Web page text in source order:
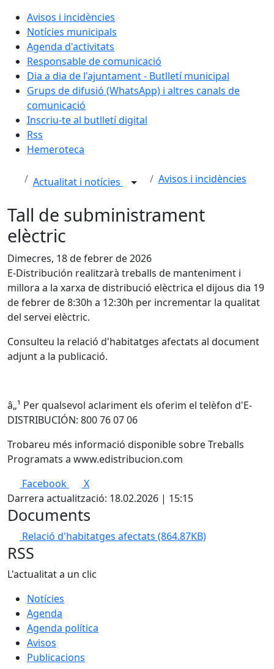
Avisos i incidències
Notícies municipals
Agenda d'activitats
Responsable de comunicació
Dia a dia de l'ajuntament - Butlletí municipal
Grups de difusió (WhatsApp) i altres canals de
comunicació
Inscriu-te al butlletí digital
Rss
Hemeroteca
Actualitat i notícies Avisos i incidències
Tall de subministrament
elèctric
Dimecres, 18 de febrer de 2026
E-Distribución realitzarà treballs de manteniment i
millora a la xarxa de distribució elèctrica el dijous dia 19
de febrer de 8:30h a 12:30h per incrementar la qualitat
del servei elèctric.
Consulteu la relació d'habitatges afectats al document
adjunt a la publicació.
â„¹️ Per qualsevol aclariment els oferim el telèfon d'E-
DISTRIBUCIÓN: 800 76 07 06
Trobareu més informació disponible sobre Treballs
Programats a www.edistribucion.com
Facebook
X
Darrera actualització: 18.02.2026 | 15:15
Documents
Relació d'habitatges afectats (864.87KB)
RSS
L'actualitat a un clic
Notícies
Agenda
Agenda política
Avisos
Publicacions